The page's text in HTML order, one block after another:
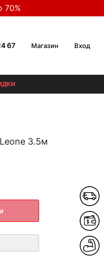
70%
67 Магазин Вход
3.5м